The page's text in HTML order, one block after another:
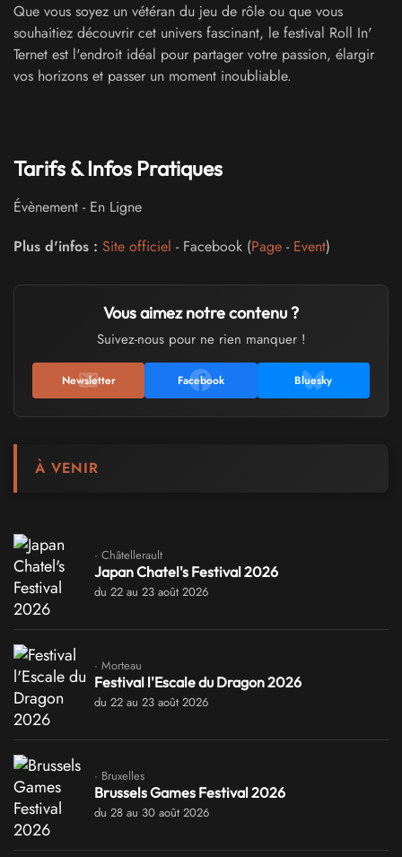
Que vous soyez un vétéran du jeu de rôle ou que vous
souhaitiez découvrir cet univers fascinant, le festival Roll In'
Ternet est l'endroit idéal pour partager votre passion, élargir
vos horizons et passer un moment inoubliable.
Tarifs & Infos Pratiques
Évènement - En Ligne
Plus d'infos : Site officiel - Facebook (Page - Event)
Vous aimez notre contenu ?
Suivez-nous pour ne rien manquer !
Newsletter Facebook Bluesky
À VENIR
· Châtellerault
Japan Chatel's Festival 2026
du 22 au 23 août 2026
· Morteau
Festival l'Escale du Dragon 2026
du 22 au 23 août 2026
· Bruxelles
Brussels Games Festival 2026
du 28 au 30 août 2026